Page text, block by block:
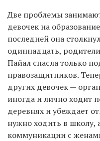
Две проблемы
девочек на
последней она
одиннадцать,
Пайал спасла только
правозащитников.
других девочек —
иногда и лично ходит
деревнях и убеждает
нужно ходить в школу,
коммуникации с